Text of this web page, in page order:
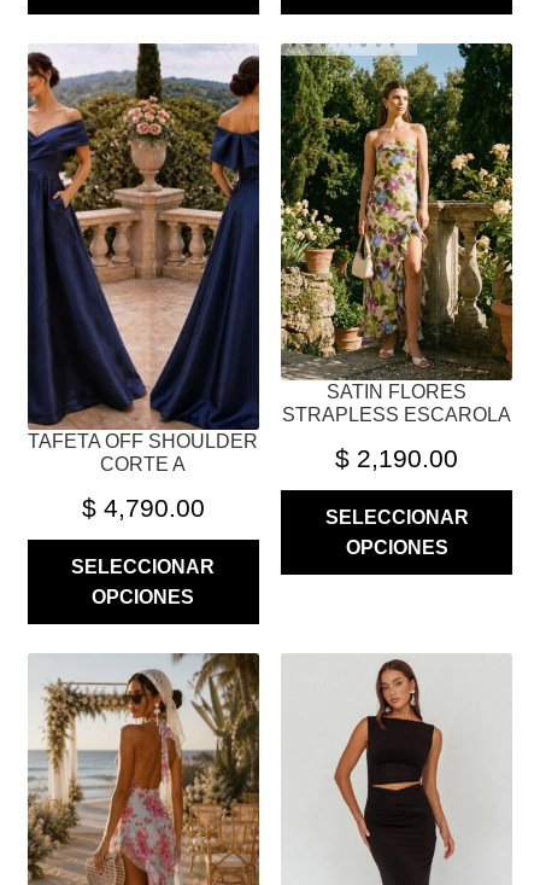
TAFETA OFF SHOULDER
CORTE A
$4,790.00
SELECCIONAR
OPCIONES
ESTE
PRODUCTO
TIENE
MÚLTIPLES
VARIANTES.
LAS
OPCIONES
PUEDEN
ELEGIR
PÁGINA
DE
SATIN FLORES
STRAPLESS ESCAROLA
$ 2,190.00
SELECCIONAR
OPCIONES
ESTE
PRODUCTO
TIENE
MÚLTIPLES
VARIANTES.
LAS
OPCIONES
SE
PUEDEN
ELEGIR
EN
PÁGINA
PRODUCTO
TIENE
MÚLTIPLES
VARIANTES.
LAS
OPCIONES
SE
PRODUCTO
MÚLTIPLES
VARIANTES.
OPCIONES